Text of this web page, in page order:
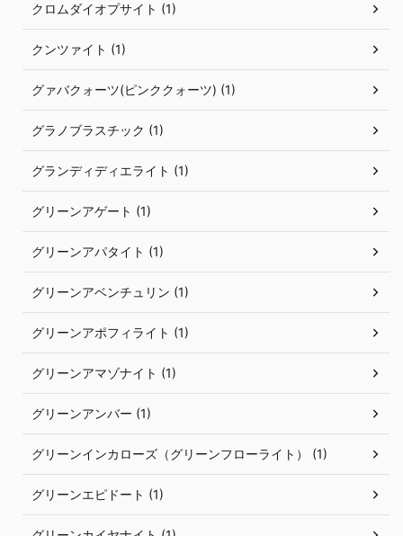
クロムダイオプサイト (1)
クンツァイト (1)
グァバクォーツ(ピンククォーツ) (1)
グラノブラスチック (1)
グランディディエライト (1)
グリーンアゲート (1)
グリーンアパタイト (1)
グリーンアベンチュリン (1)
グリーンアポフィライト (1)
グリーンアマゾナイト (1)
グリーンアンバー (1)
グリーンインカローズ（グリーンフローライト） (1)
グリーンエピドート (1)